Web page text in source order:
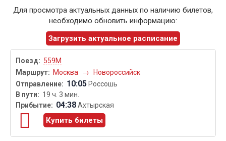
Для просмотра актуальных данных по наличию билетов,
необходимо обновить информацию:
Загрузить актуальное расписание
559М
Москва
→ Новороссийск
10:05 Россошь
19 ч. 3 мин.
04:38Ахтырская
Купить билеты